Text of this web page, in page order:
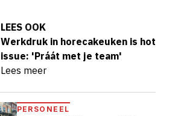
LEES OOK
Werkdruk in horecakeuken is hot
issue: 'Práát met je team'
Lees meer
PERSONEEL